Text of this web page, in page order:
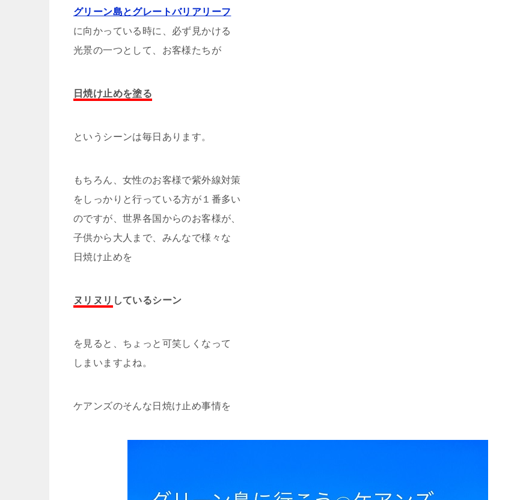
グリーン島とグレートバリアリーフ
に向かっている時に、必ず見かける
光景の一つとして、お客様たちが
日焼け止めを塗る
というシーンは毎日あります。
もちろん、女性のお客様で紫外線対策
をしっかりと行っている方が１番多い
のですが、世界各国からのお客様が、
子供から大人まで、みんなで様々な
日焼け止めを
ヌリヌリ しているシーン
を見ると、ちょっと可笑しくなって
しまいますよね。
ケアンズのそんな日焼け止め事情を